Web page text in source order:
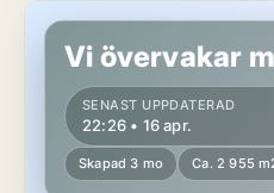
Industrilokal i Upplands-Bro,
Vi övervakar
SENAST UPPDATERAD
22:26 • 16 apr.
Skapad 3 mo Ca. 2 955